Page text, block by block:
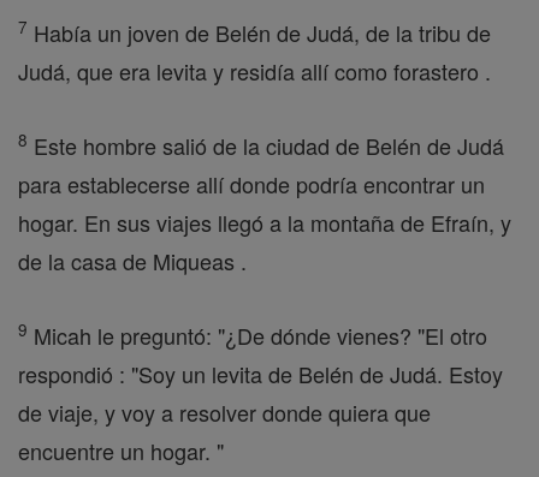
7 Había un joven de Belén de Judá, de la tribu de
Judá, que era levita y residía allí como forastero .
8 Este hombre salió de la ciudad de Belén de Judá
para establecerse allí donde podría encontrar un
hogar. En sus viajes llegó a la montaña de Efraín, y
de la casa de Miqueas .
9 Micah le preguntó: "¿De dónde vienes? "El otro
respondió : "Soy un levita de Belén de Judá. Estoy
de viaje, y voy a resolver donde quiera que
encuentre un hogar. "